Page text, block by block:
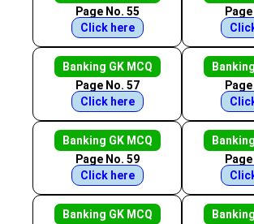
Page No. 55
Click here
Banking GK MCQ
Page No. 57
Click here
Banking GK MCQ
Page No. 59
Click here
Banking GK MCQ